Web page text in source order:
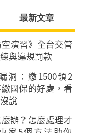
最新文章
演習》全台交管
與違規罰款
洞：繳1500領2
國保的好處，看
說
辦？怎麼處理才